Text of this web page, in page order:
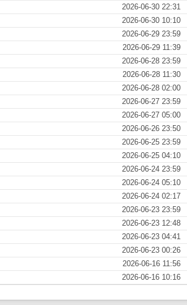
2026-06-30 22:31
2026-06-30 10:10
2026-06-29 23:59
2026-06-29 11:39
2026-06-28 23:59
2026-06-28 11:30
2026-06-28 02:00
2026-06-27 23:59
2026-06-27 05:00
2026-06-26 23:50
2026-06-25 23:59
2026-06-25 04:10
2026-06-24 23:59
2026-06-24 05:10
2026-06-24 02:17
2026-06-23 23:59
2026-06-23 12:48
2026-06-23 04:41
2026-06-23 00:26
2026-06-16 11:56
2026-06-16 10:16